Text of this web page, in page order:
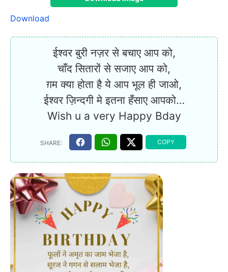
Download
ईश्वर बुरी नज़र से बचाए आप को,
चाँद सितारों से सजाए आप को,
ग़म क्या होता है ये आप भूल ही जाओ,
ईश्वर ज़िन्दगी मे इतना हँसाए आपको…
Wish u a very Happy Bday